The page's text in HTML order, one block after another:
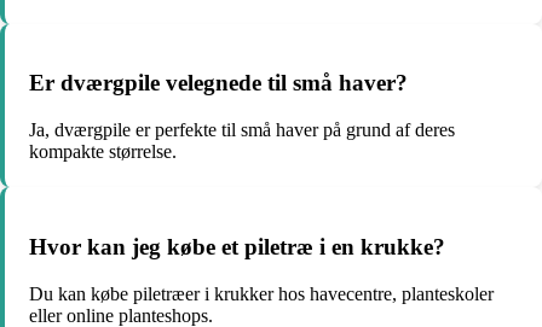
Er dværgpile velegnede til små haver?
Ja, dværgpile er perfekte til små haver på grund af deres
kompakte størrelse.
Hvor kan jeg købe et piletræ i en krukke?
Du kan købe piletræer i krukker hos havecentre, planteskoler
eller online planteshops.